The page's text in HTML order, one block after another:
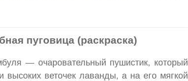
пуговица (раскраска)
— очаровательный пушистик, который
высоких веточек лаванды, а на его мягкой